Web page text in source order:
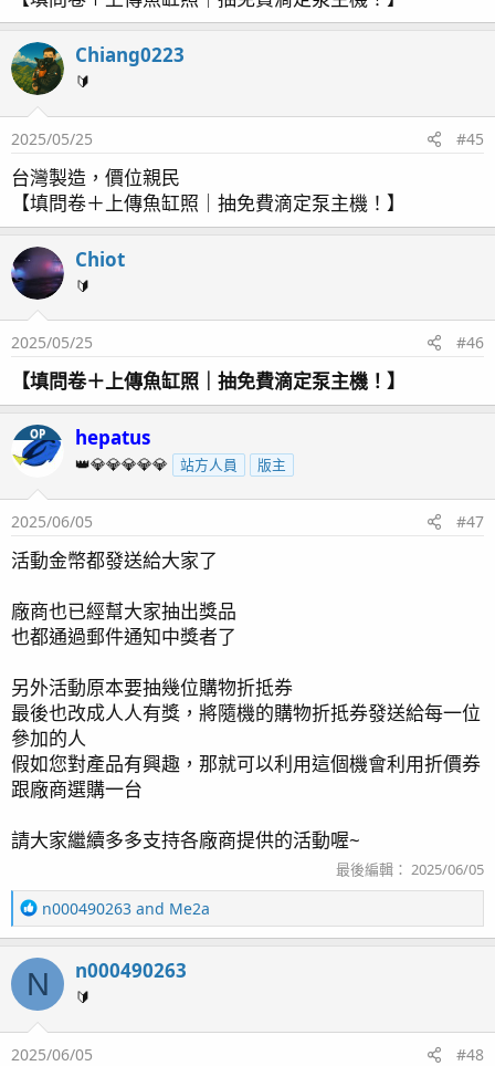
Chiang0223
🔰
2025/05/25 #45
台灣製造，價位親民
【填問卷＋上傳魚缸照｜抽免費滴定泵主機！】
Chiot
🔰
2025/05/25 #46
【填問卷＋上傳魚缸照｜抽免費滴定泵主機！】
OP hepatus
👑💎💎💎💎💎 站方人員 版主
2025/06/05 #47
活動金幣都發送給大家了
廠商也已經幫大家抽出獎品
也都通過郵件通知中獎者了
另外活動原本要抽幾位購物折抵券
最後也改成人人有獎，將隨機的購物折抵券發送給每一位
參加的人
假如您對產品有興趣，那就可以利用這個機會利用折價券
跟廠商選購一台
請大家繼續多多支持各廠商提供的活動喔~
最後編輯： 2025/06/05
R
e
c
t
i
o
n
n000490263 and Me2a
N n000490263
🔰
2025/06/05 #48